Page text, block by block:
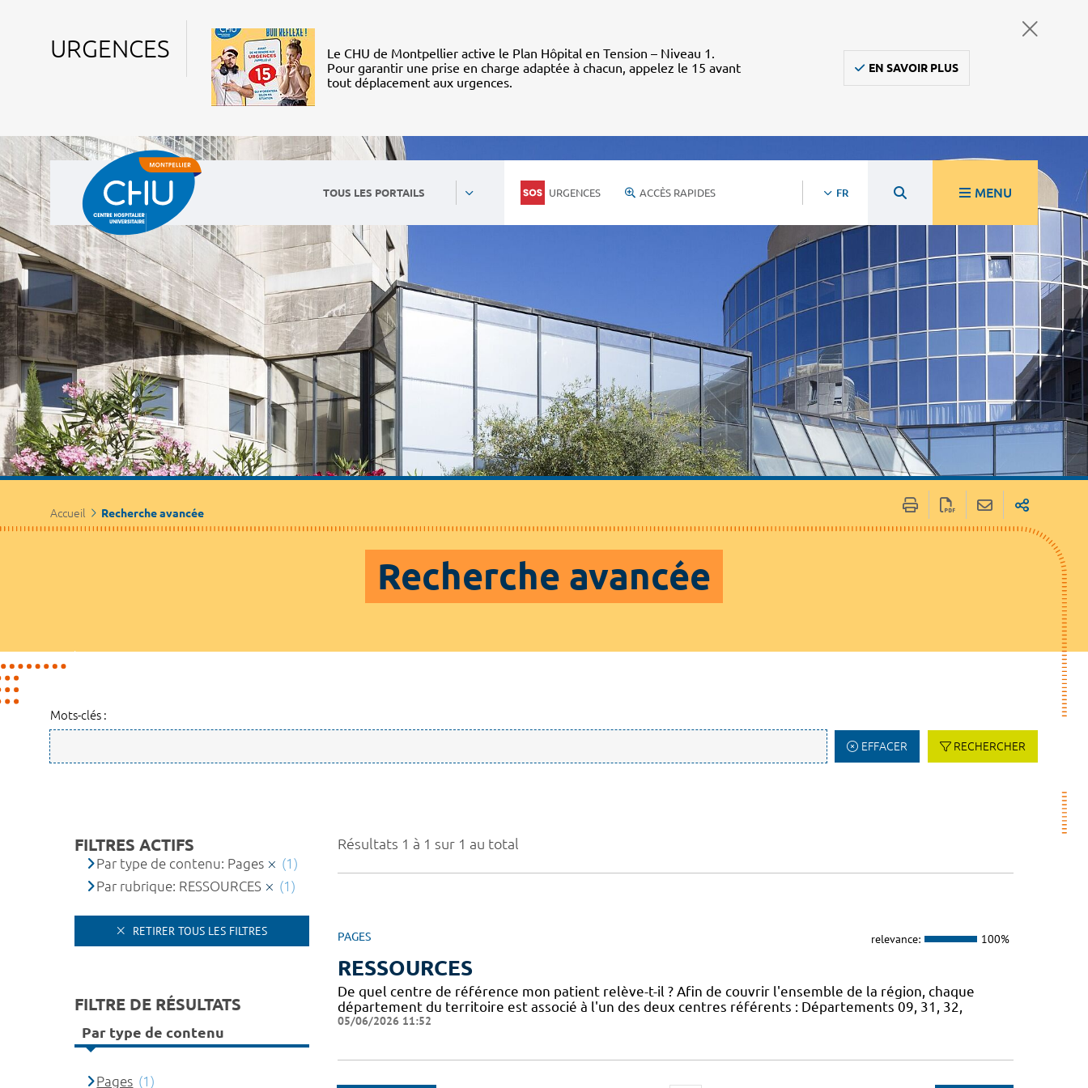
URGENCES
Le CHU de Montpellier active le Plan Hôpital en Tension – Niveau 1.
Pour garantir une prise en charge adaptée à chacun, appelez le 15 avant
tout déplacement aux urgences.
EN SAVOIR PLUS
TOUS LES PORTAILS URGENCES ACCÈS RAPIDES FR MENU
Accueil Recherche avancée
Recherche avancée
Mots-clés :
EFFACER RECHERCHER
Résultats 1 à 1 sur 1 au total
PAGES relevance: 100%
RESSOURCES
De quel centre de référence mon patient relève-t-il ? Afin de couvrir l'ensemble de la région, chaque
département du territoire est associé à l'un des deux centres référents : Départements 09, 31, 32,
05/06/2026 11:52
FILTRES ACTIFS
Par type de contenu: Pages
(1)
Par rubrique: RESSOURCES
(1)
RETIRER TOUS LES FILTRES
FILTRE DE RÉSULTATS
Par type de contenu
Pages (1)